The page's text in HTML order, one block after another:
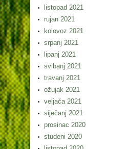
listopad 2021
rujan 2021
kolovoz 2021
srpanj 2021
lipanj 2021
svibanj 2021
travanj 2021
ožujak 2021
veljača 2021
siječanj 2021
prosinac 2020
studeni 2020